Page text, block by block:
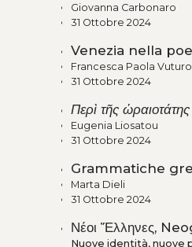
Giovanna Carbonaro
31 Ottobre 2024
Venezia nella
Francesca Paola Vuturo
31 Ottobre 2024
Περὶ τῆς ὡραιοτάτης
Eugenia Liosatou
31 Ottobre 2024
Grammatiche
Marta Dieli
31 Ottobre 2024
Νέοι Ἕλληνες,
Nuove identità, nuove